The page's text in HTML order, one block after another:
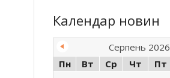
Календар новин
Серпень 2026
Пн
Вт Ср Чт Пт